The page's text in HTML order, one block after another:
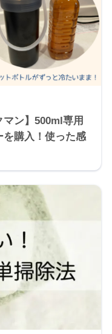
ン】500ml専用
購入！使った感